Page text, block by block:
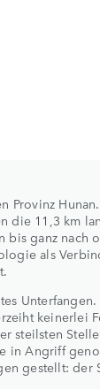
Provinz
die 11,3 km
ganz nach
als
keinerlei
steilsten
in Angriff
gestellt: der